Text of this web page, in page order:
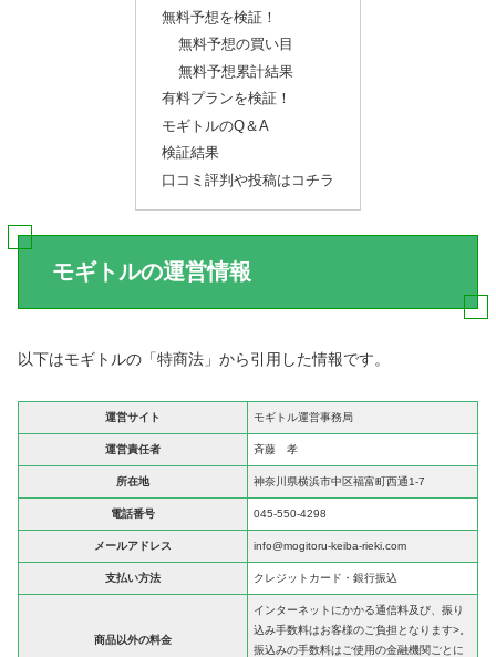
無料予想を検証！
無料予想の買い目
無料予想累計結果
有料プランを検証！
モギトルのQ＆A
検証結果
口コミ評判や投稿はコチラ
モギトルの運営情報
以下はモギトルの「特商法」から引用した情報です。
運営サイト モギトル運営事務局
運営責任者 斉藤 孝
所在地 神奈川県横浜市中区福富町西通1-7
電話番号 045-550-4298
メールアドレス info@mogitoru-keiba-rieki.com
支払い方法 クレジットカード・銀行振込
商品以外の料金
インターネットにかかる通信料及び、振り
込み手数料はお客様のご負担となります>。
振込みの手数料はご使用の金融機関ごとに